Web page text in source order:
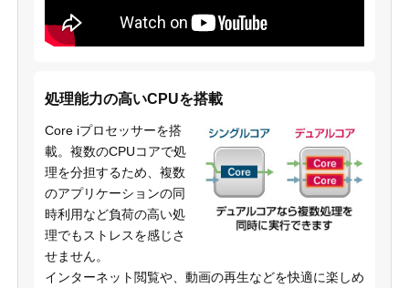
処理能力の高いCPUを搭載
Core iプロセッサーを搭
載。複数のCPUコアで処
理を分担するため、複数
のアプリケーションの同
時利用など負荷の高い処
理でもストレスを感じさ
せません。
インターネット閲覧や、動画の再生などを快適に楽しめ